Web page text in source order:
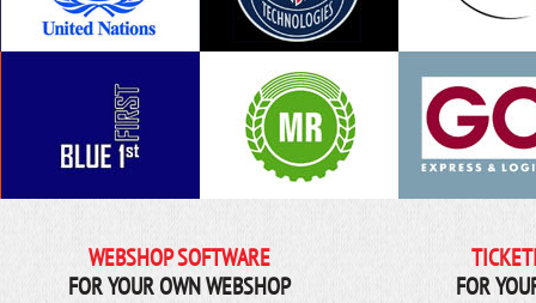
WEBSHOP SOFTWARE
FOR YOUR OWN WEBSHOP
FOR